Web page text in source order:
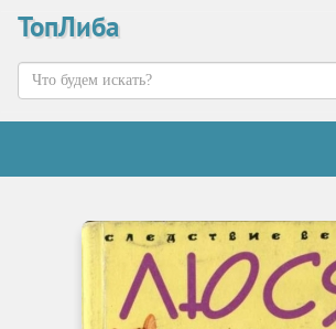
ТопЛиба